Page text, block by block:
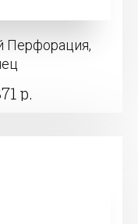
р.